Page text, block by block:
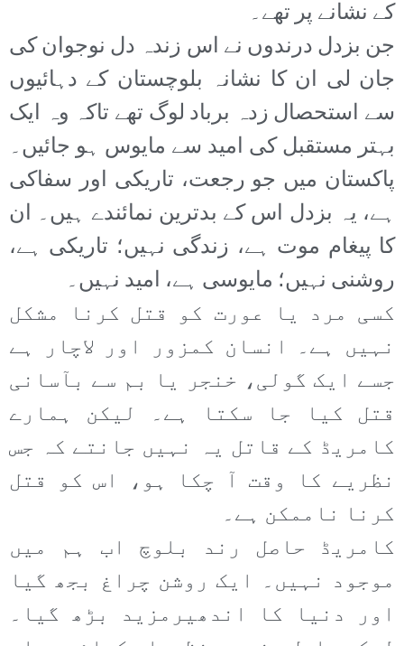
کے نشانے پر تھے۔
جن بزدل درندوں نے اس زندہ دل نوجوان کی
جان لی ان کا نشانہ بلوچستان کے دہائیوں
سے استحصال زدہ برباد لوگ تھے تاکہ وہ ایک
بہتر مستقبل کی امید سے مایوس ہو جائیں۔
پاکستان میں جو رجعت، تاریکی اور سفاکی
ہے، یہ بزدل اس کے بدترین نمائندے ہیں۔ ان
کا پیغام موت ہے، زندگی نہیں؛ تاریکی ہے،
روشنی نہیں؛ مایوسی ہے، امید نہیں۔
کسی مرد یا عورت کو قتل کرنا مشکل
نہیں ہے۔ انسان کمزور اور لاچار ہے
جسے ایک گولی، خنجر یا بم سے بآسانی
قتل کیا جا سکتا ہے۔ لیکن ہمارے
کامریڈ کے قاتل یہ نہیں جانتے کہ جس
نظریے کا وقت آ چکا ہو، اس کو قتل
کرنا ناممکن ہے۔
کامریڈ حاصل رند بلوچ اب ہم میں
موجود نہیں۔ ایک روشن چراغ بجھ گیا
اور دنیا کا اندھیرمزید بڑھ گیا۔